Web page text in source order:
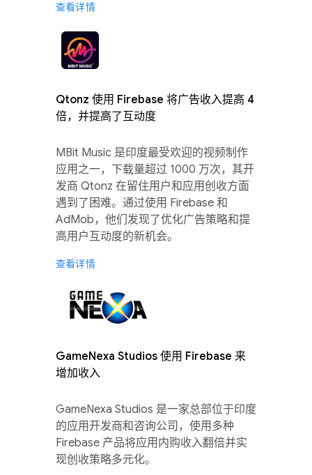
查看详情
Qtonz 使用 Firebase 将广告收入提高 4
倍，并提高了互动度
MBit Music 是印度最受欢迎的视频制作
应用之一，下载量超过 1000 万次，其开
发商 Qtonz 在留住用户和应用创收方面
遇到了困难。通过使用 Firebase 和
AdMob，他们发现了优化广告策略和提
高用户互动度的新机会。
查看详情
GameNexa Studios 使用 Firebase 来
增加收入
GameNexa Studios 是一家总部位于印度
的应用开发商和咨询公司，使用多种
Firebase 产品将应用内购收入翻倍并实
现创收策略多元化。